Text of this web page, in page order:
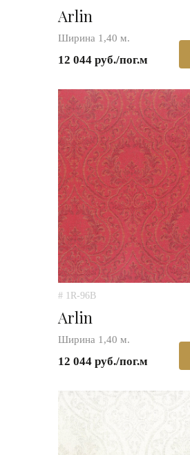
Arlin
Ширина 1,40 м.
12 044 руб./пог.м
# 1R-96B
Arlin
Ширина 1,40 м.
12 044 руб./пог.м